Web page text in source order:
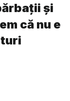
și
că nu e